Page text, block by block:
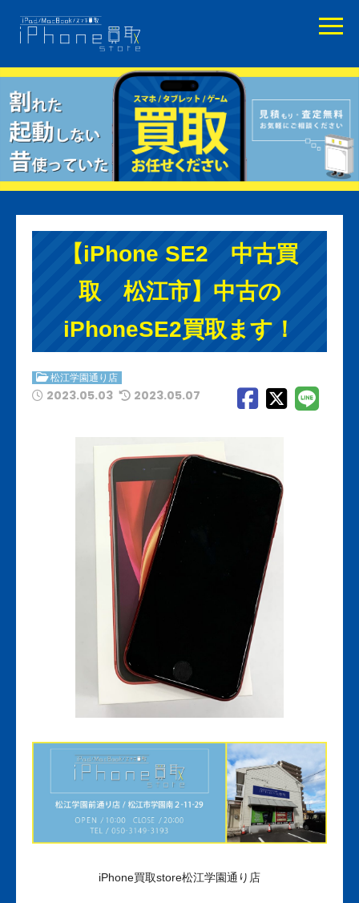
【iPhone SE2 中古買
取 松江市】中古の
iPhoneSE2買取ます！
松江学園通り店
2023.05.03 2023.05.07
iPhone買取store松江学園通り店